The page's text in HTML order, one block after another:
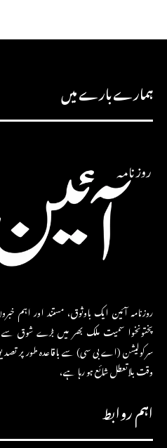
ہمارے بارے میں
روزنامہ آئین ایک باوثوق، مستند اور اہم
پختونخوا سمیت ملک بھر میں بڑے شوق سے
سرکولیشن (اے بی سی) سے باقاعدہ طور پر
وقت بلاتعطل شائع ہو رہا ہے،
اہم روابط